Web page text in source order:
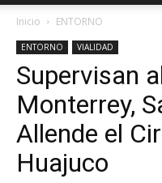
Inicio ENTORNO
ENTORNO VIALIDAD
Supervisan
Monterrey,
Allende el
Huajuco